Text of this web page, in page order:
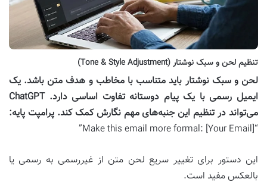
تنظیم لحن و سبک نوشتار (Tone & Style Adjustment)
لحن و سبک نوشتار باید متناسب با مخاطب و هدف متن باشد. یک
ایمیل رسمی با یک پیام دوستانه تفاوت اساسی دارد. ChatGPT
می‌تواند در تنظیم این جنبه‌های مهم نگارش کمک کند.پرامپت پایه:
“Make this email more formal: [Your Email]”
این دستور برای تغییر سریع لحن متن از غیررسمی به رسمی یا
بالعکس مفید است.